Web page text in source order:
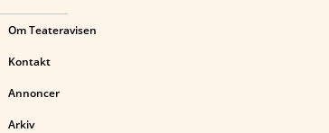
Om Teateravisen
Kontakt
Annoncer
Arkiv